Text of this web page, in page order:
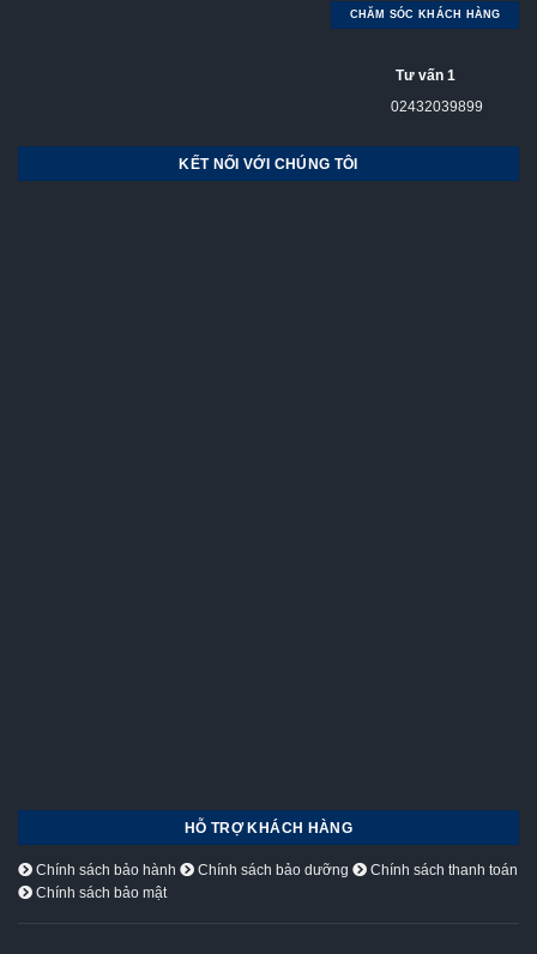
CHĂM SÓC KHÁCH HÀNG
Tư vấn 1
02432039899
KẾT NỐI VỚI CHÚNG TÔI
HỖ TRỢ KHÁCH HÀNG
Chính sách bảo hành Chính sách bảo dưỡng
Chính sách thanh toán
Chính sách bảo mật